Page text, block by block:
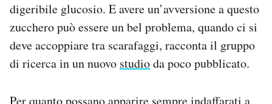
digeribile glucosio. E avere un’avversione a questo
zucchero può essere un bel problema, quando ci si
deve accoppiare tra scarafaggi, racconta il gruppo
di ricerca in un nuovo studioda poco pubblicato.